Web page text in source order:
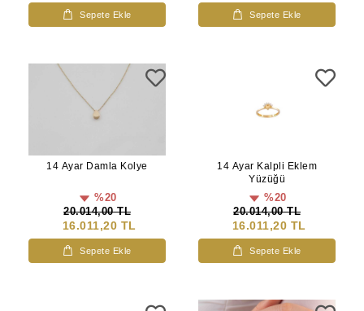
Sepete Ekle Sepete Ekle
14 Ayar Damla Kolye
%20
20.014,00 TL
16.011,20 TL
Sepete Ekle
14 Ayar Kalpli Eklem
Yüzüğü
%20
20.014,00 TL
16.011,20 TL
Sepete Ekle